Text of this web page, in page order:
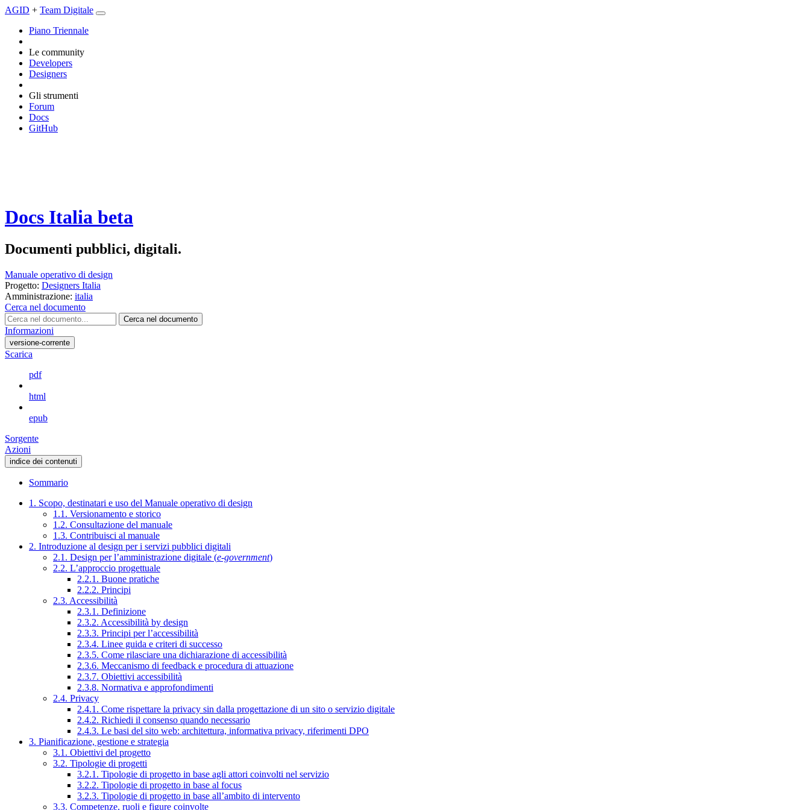
AGID + Team Digitale
Piano Triennale
Le community
Developers
Designers
Gli strumenti
Forum
Docs
GitHub
Docs Italia beta
Documenti pubblici, digitali.
Manuale operativo di design
Progetto: Designers Italia
Amministrazione: italia
Cerca nel documento
Cerca nel documento
Informazioni
versione-corrente
Scarica
pdf
html
epub
Sorgente
Azioni
indice dei contenuti
Sommario
1. Scopo, destinatari e uso del Manuale operativo di design
1.1. Versionamento e storico
1.2. Consultazione del manuale
1.3. Contribuisci al manuale
2. Introduzione al design per i servizi pubblici digitali
2.1. Design per l’amministrazione digitale (e-government)
2.2. L’approccio progettuale
2.2.1. Buone pratiche
2.2.2. Principi
2.3. Accessibilità
2.3.1. Definizione
2.3.2. Accessibilità by design
2.3.3. Principi per l’accessibilità
2.3.4. Linee guida e criteri di successo
2.3.5. Come rilasciare una dichiarazione di accessibilità
2.3.6. Meccanismo di feedback e procedura di attuazione
2.3.7. Obiettivi accessibilità
2.3.8. Normativa e approfondimenti
2.4. Privacy
2.4.1. Come rispettare la privacy sin dalla progettazione di un sito o servizio digitale
2.4.2. Richiedi il consenso quando necessario
2.4.3. Le basi del sito web: architettura, informativa privacy, riferimenti DPO
3. Pianificazione, gestione e strategia
3.1. Obiettivi del progetto
3.2. Tipologie di progetti
3.2.1. Tipologie di progetto in base agli attori coinvolti nel servizio
3.2.2. Tipologie di progetto in base al focus
3.2.3. Tipologie di progetto in base all’ambito di intervento
3.3. Competenze, ruoli e figure coinvolte